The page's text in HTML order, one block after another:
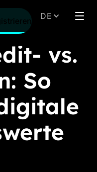
DE
vs.
So